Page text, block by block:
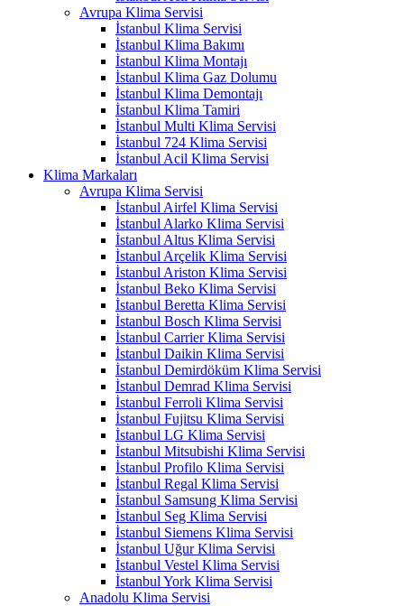
Avrupa Klima Servisi
İstanbul Klima Servisi
İstanbul Klima Bakımı
İstanbul Klima Montajı
İstanbul Klima Gaz Dolumu
İstanbul Klima Demontajı
İstanbul Klima Tamiri
İstanbul Multi Klima Servisi
İstanbul 724 Klima Servisi
İstanbul Acil Klima Servisi
Klima Markaları
Avrupa Klima Servisi
İstanbul Airfel Klima Servisi
İstanbul Alarko Klima Servisi
İstanbul Altus Klima Servisi
İstanbul Arçelik Klima Servisi
İstanbul Ariston Klima Servisi
İstanbul Beko Klima Servisi
İstanbul Beretta Klima Servisi
İstanbul Bosch Klima Servisi
İstanbul Carrier Klima Servisi
İstanbul Daikin Klima Servisi
İstanbul Demirdöküm Klima Servisi
İstanbul Demrad Klima Servisi
İstanbul Ferroli Klima Servisi
İstanbul Fujitsu Klima Servisi
İstanbul LG Klima Servisi
İstanbul Mitsubishi Klima Servisi
İstanbul Profilo Klima Servisi
İstanbul Regal Klima Servisi
İstanbul Samsung Klima Servisi
İstanbul Seg Klima Servisi
İstanbul Siemens Klima Servisi
İstanbul Uğur Klima Servisi
İstanbul Vestel Klima Servisi
İstanbul York Klima Servisi
Anadolu Klima Servisi